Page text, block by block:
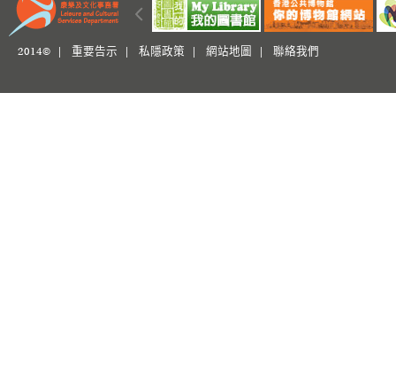
2014© | 重要告示 私隱政策 網站地圖 聯絡我們